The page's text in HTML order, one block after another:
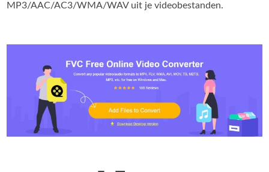
MP3/AAC/AC3/WMA/WAV uit je videobestanden.